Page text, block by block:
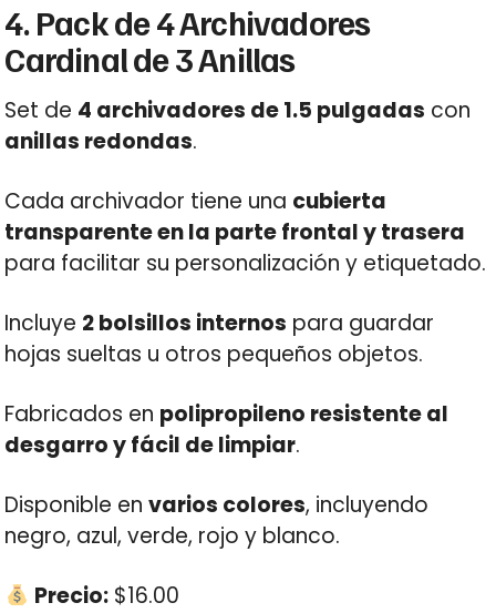
4. Pack de 4 Archivadores
Cardinal de 3 Anillas
Set de 4 archivadores de 1.5 pulgadas con
anillas redondas.
Cada archivador tiene una cubierta
transparente en la parte frontal y trasera
para facilitar su personalización y etiquetado.
Incluye 2 bolsillos internos para guardar
hojas sueltas u otros pequeños objetos.
Fabricados en polipropileno resistente al
desgarro y fácil de limpiar.
Disponible envarios colores, incluyendo
negro, azul, verde, rojo y blanco.
Precio: $16.00